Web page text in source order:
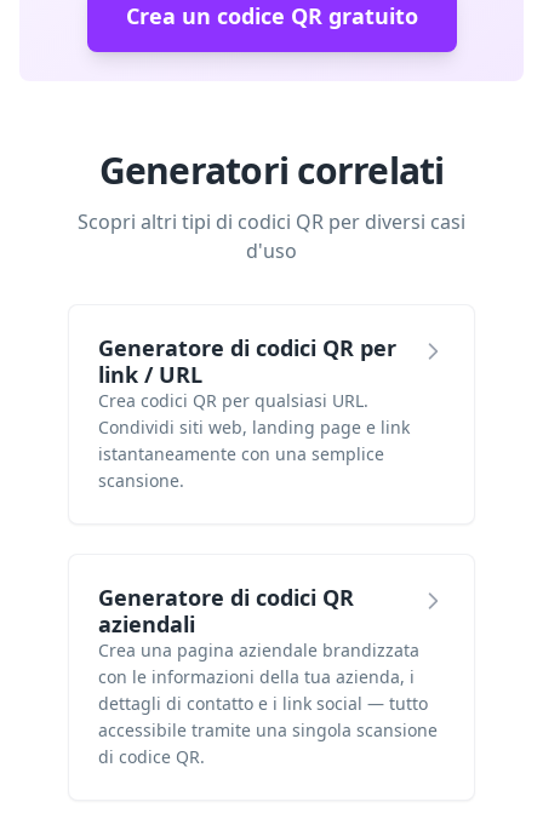
Crea un codice QR gratuito
Generatori correlati
Scopri altri tipi di codici QR per diversi casi
d'uso
Generatore di codici QR per
link / URL
Crea codici QR per qualsiasi URL.
Condividi siti web, landing page e link
istantaneamente con una semplice
scansione.
Generatore di codici QR
aziendali
Crea una pagina aziendale brandizzata
con le informazioni della tua azienda, i
dettagli di contatto e i link social — tutto
accessibile tramite una singola scansione
di codice QR.